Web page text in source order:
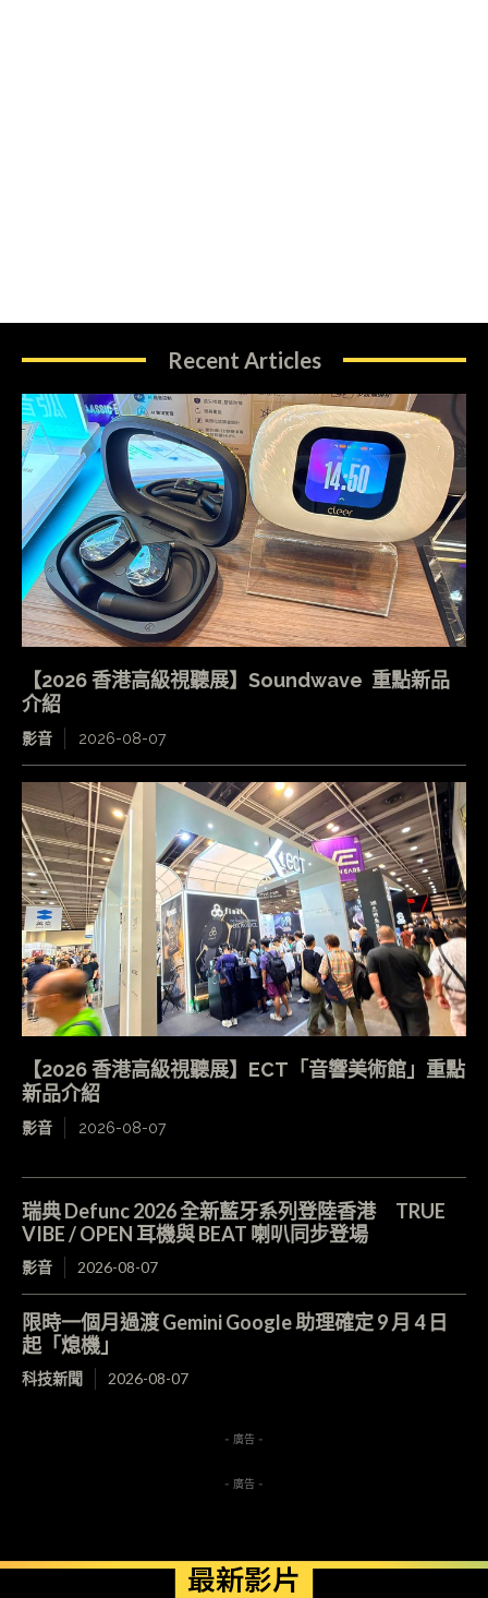
Recent Articles
【2026 香港高級視聽展】Soundwave 重點新品
介紹
影音 2026-08-07
【2026 香港高級視聽展】ECT「音響美術館」重點
新品介紹
影音 2026-08-07
瑞典 Defunc 2026 全新藍牙系列登陸香港 TRUE
VIBE / OPEN 耳機與 BEAT 喇叭同步登場
影音 2026-08-07
限時一個月過渡 Gemini Google 助理確定 9 月 4 日
起「熄機」
科技新聞 2026-08-07
- 廣告 -
- 廣告 -
最新影片